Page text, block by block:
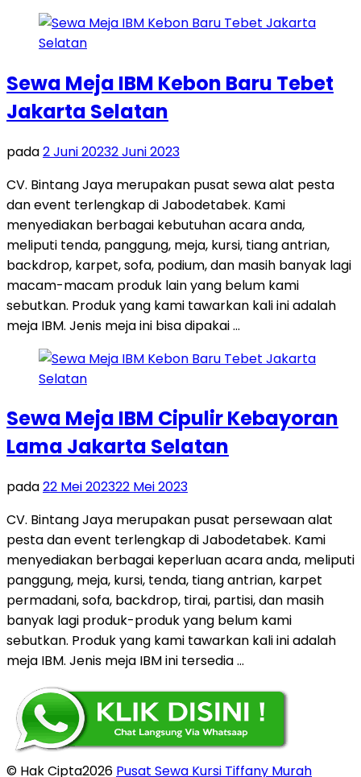
Sewa Meja IBM Kebon Baru Tebet
Jakarta Selatan
pada2 Juni 20232 Juni 2023
CV. Bintang Jaya merupakan pusat sewa alat pesta
dan event terlengkap di Jabodetabek. Kami
menyediakan berbagai kebutuhan acara anda,
meliputi tenda, panggung, meja, kursi, tiang antrian,
backdrop, karpet, sofa, podium, dan masih banyak lagi
macam-macam produk lain yang belum kami
sebutkan. Produk yang kami tawarkan kali ini adalah
meja IBM. Jenis meja ini bisa dipakai …
Sewa Meja IBM Cipulir Kebayoran
Lama Jakarta Selatan
pada22 Mei 202322 Mei 2023
CV. Bintang Jaya merupakan pusat persewaan alat
pesta dan event terlengkap di Jabodetabek. Kami
menyediakan berbagai keperluan acara anda, meliputi
panggung, meja, kursi, tenda, tiang antrian, karpet
permadani, sofa, backdrop, tirai, partisi, dan masih
banyak lagi produk-produk yang belum kami
sebutkan. Produk yang kami tawarkan kali ini adalah
meja IBM. Jenis meja IBM ini tersedia …
© Hak Cipta2026 Pusat Sewa Kursi Tiffany Murah